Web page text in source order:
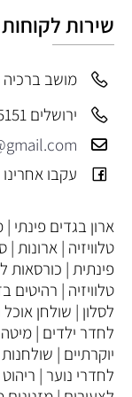
שירות לקוחות
מושב ברכיה 08-6755528
ירושלים 02-5445151
עקבו
ארון בגדים פינתי |
טלוויזיה | ארונות |
פינתית | כורסאות
טלוויזיה | רהיטים
לסלון | שולחן
לחדר ילדים |
יוקרתיים |
לחדרי נוער |